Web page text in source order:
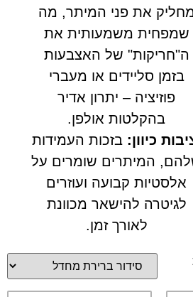
את פני המיתר, מה
שמפחית משמעותית את
ה"חריקות" של האצבעות
בזמן סליידים או מעברי
פוזיציה – יתרון אדיר
בהקלטות אולפן.
כיוון: בזכות העמידות
המיתרים שומרים על
אלסטיות קבועה ועוזרים
לגיטרה להישאר מכוונת
לאורך זמן.